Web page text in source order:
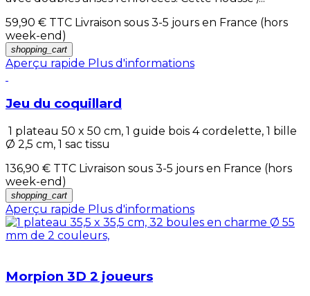
59,90 € TTC Livraison sous 3-5 jours en France (hors
week-end)
shopping_cart
Aperçu rapide Plus d'informations
Jeu du coquillard
1 plateau 50 x 50 cm, 1 guide bois 4 cordelette, 1 bille
Ø 2,5 cm, 1 sac tissu
136,90 € TTC Livraison sous 3-5 jours en France (hors
week-end)
shopping_cart
Aperçu rapide Plus d'informations
Morpion 3D 2 joueurs